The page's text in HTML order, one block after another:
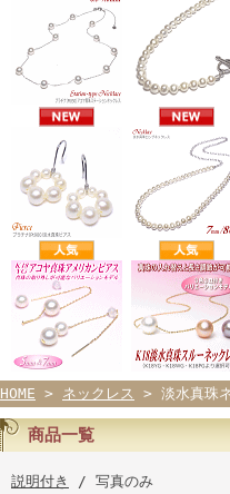
HOME > ネックレス > 淡水真珠
商品一覧
説明付き
/ 写真のみ